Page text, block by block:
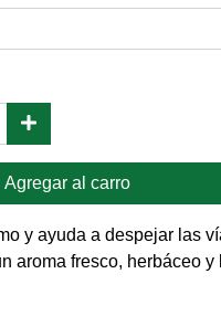
Agregar al carro
y ayuda a despejar las
aroma fresco, herbáceo y